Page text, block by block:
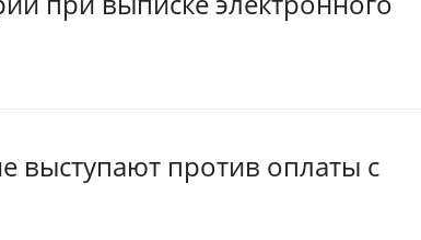
выступают против оплаты с